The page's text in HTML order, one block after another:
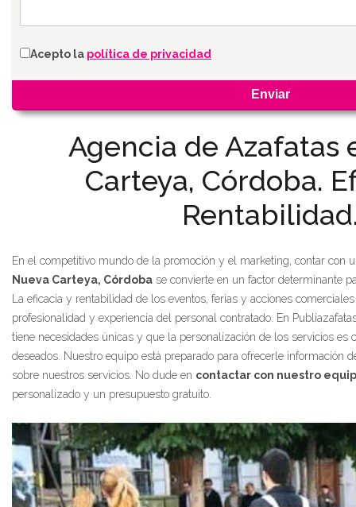
Agencia de Azafatas
Carteya, Córdoba.
En el competitivo mundo de la promoción y el marketing, contar con
Nueva Carteya, Córdoba se convierte en un factor determinante
La eficacia y rentabilidad de los eventos, ferias y acciones
profesionalidad y experiencia del personal contratado. En
tiene necesidades únicas y que la personalización de los servicios es
deseados. Nuestro equipo está preparado para ofrecerle información
sobre nuestros servicios. No dude en contactar con nuestro
personalizado y un presupuesto gratuito.
Acepto la política de privacidad